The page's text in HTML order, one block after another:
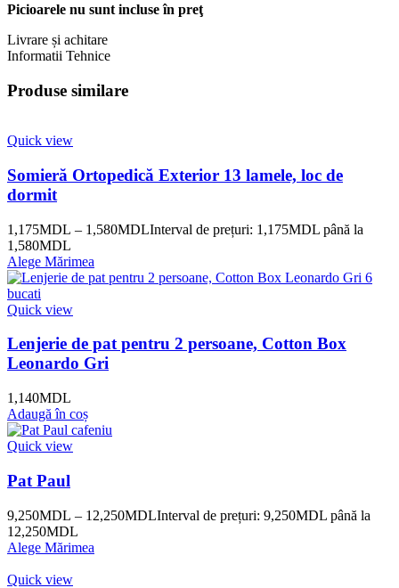
Picioarele nu sunt incluse în preţ
Livrare și achitare
Informatii Tehnice
Produse similare
Quick view
Somieră Ortopedică Exterior 13 lamele, loc de
dormit
1,175MDL – 1,580MDLInterval de prețuri: 1,175MDL până la
1,580MDL
Alege Mărimea
Quick view
Lenjerie de pat pentru 2 persoane, Cotton Box
Leonardo Gri
1,140MDL
Adaugă în coș
Quick view
Pat Paul
9,250MDL – 12,250MDLInterval de prețuri: 9,250MDL până la
12,250MDL
Alege Mărimea
Quick view